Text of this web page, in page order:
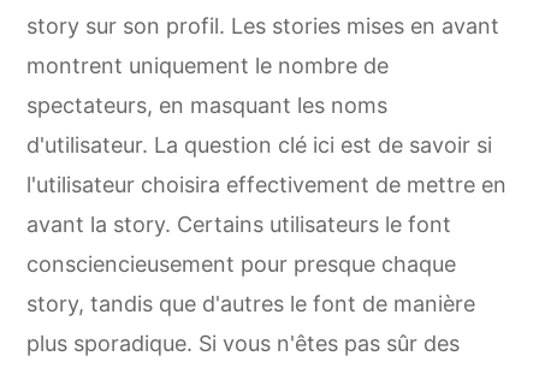
story sur son profil. Les stories mises en avant
montrent uniquement le nombre de
spectateurs, en masquant les noms
d'utilisateur. La question clé ici est de savoir si
l'utilisateur choisira effectivement de mettre en
avant la story. Certains utilisateurs le font
consciencieusement pour presque chaque
story, tandis que d'autres le font de manière
plus sporadique. Si vous n'êtes pas sûr des